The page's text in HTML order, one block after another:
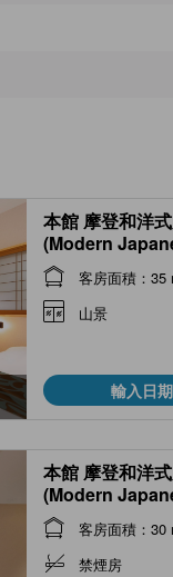
本館 摩登和洋
(Modern
style Room
Building) )
客房面積：35
山景
輸入日
本館 摩登和洋
(Modern
style Room
Building) )
客房面積：30
禁煙房